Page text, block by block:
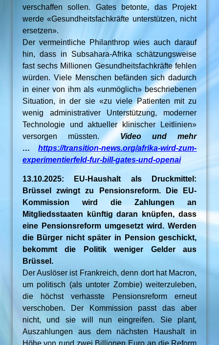
verschaffen sollen. Gates betonte, das Projekt
werde «Gesundheitsfachkräfte unterstützen, nicht
ersetzen».
Der vermeintliche Philanthrop wies auch darauf
hin, dass in Subsahara-Afrika schätzungsweise
fast sechs Millionen Gesundheitsfachkräfte fehlen
würden. Viele Menschen befänden sich dadurch
in einer von ihm als «unmöglich» beschriebenen
Situation, in der sie «zu viele Patienten mit zu
wenig administrativer Unterstützung, moderner
Technologie und aktueller klinischer Leitlinien»
versorgen müssten.
Video und mehr
…https://transition-news.org/afrika-wird-zum-
experimentierfeld-fur-bill-gates-und-openai
13.10.2025: EU-Haushalt als Druckmittel:
Brüssel zwingt zu Pensionsreform. Die EU-
Kommission wird die Zahlungen an
Mitgliedsstaaten künftig daran knüpfen, dass
eine Pensionsreform umgesetzt wird. Werden
die Bürger nicht später in Pension geschickt,
bekommt die Politik weniger Gelder aus
Brüssel.
Der Auslöser ist Frankreich, denn dort hat Macron,
um politisch (als untoter Zombie) weiterzuleben,
die höchst verhasste Pensionsreform erneut
verschoben. Der Kommission passt das aber
nicht, und sie will nun eingreifen. Sie plant,
Auszahlungen aus dem nächsten Haushalt in
Höhe von rund zwei Billionen Euro an die Reform